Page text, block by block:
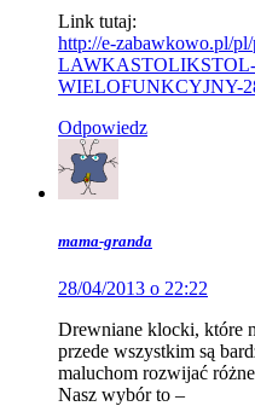
Link tutaj:
http://e-zabawkowo.pl/
WIELOFUNKCYJNY-
Odpowiedz
mama-granda
28/04/2013 o 22:22
Drewniane klocki, które
przede wszystkim są
maluchom rozwijać
Nasz wybór to –